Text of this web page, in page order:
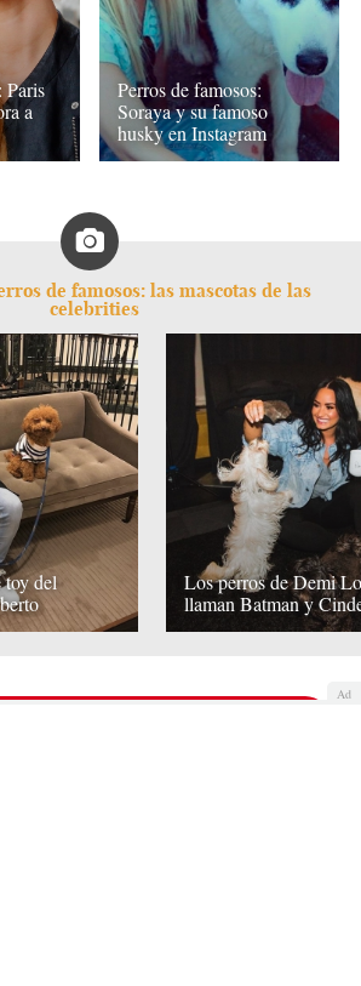
Paris
a
Perros de famosos:
Soraya y su famoso
husky en Instagram
de famosos: las mascotas de las
celebrities
toy del
Los perros de Demi
llaman Batman y
Ad